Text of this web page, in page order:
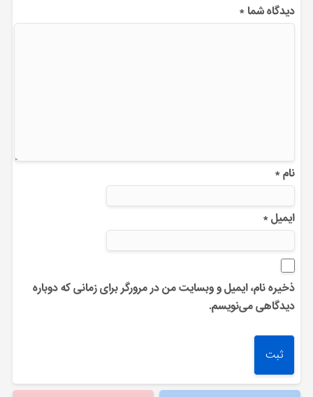
دیدگاه شما*
نام*
ایمیل*
ذخیره نام، ایمیل و وبسایت من در مرورگر برای زمانی که دوباره
دیدگاهی می‌نویسم.